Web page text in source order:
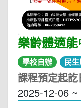
樂齡體適
學校自辦 民
課程預定起訖
2025-12-06